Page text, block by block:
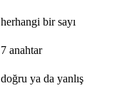
herhangi bir sayı
7 anahtar
doğru ya da yanlış